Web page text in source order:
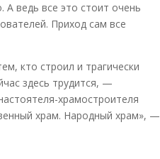
ведь все это стоит очень
Приход сам все
кто строил и трагически
здесь трудится, —
храмостроителя
храм. Народный храм», —